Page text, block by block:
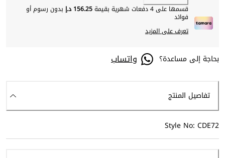
قسمها على 4 دفعات شهرية بقيمة
156.25 د.إ بدون رسوم أو
فوائد
تعرف على المزيد
بحاجة إلى مساعدة؟ واتساب
تفاصيل المنتج
Style No: CDE72